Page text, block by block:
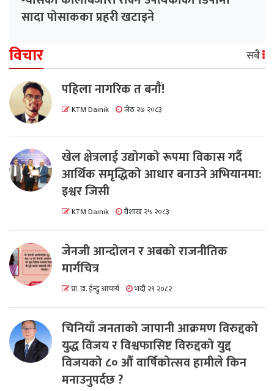
सादा पोसाकका प्रहरी खटाइने
विचार सबै
पहिला नागरिक त बनाैं!
KTM Dainik जेठ २७ २०८३
खेल क्षेत्रलाई उद्योगको रूपमा विकास गर्दै
आर्थिक समृद्धिको आधार बनाउने अभियानमा:
इश्वर जिसी
KTM Dainik वैशाख २५ २०८३
जेनजी आन्दोलन र अबको राजनीतिक
मार्गचित्र
प्रा. डा. ईन्दु आचार्य भदौ २९ २०८२
चिनियाँ जनताको जापानी आक्रमण विरुद्दको
युद्ध विजय र विश्वफासिष्ट विरुद्दको युद्द
विजयको ८० औं वार्षिकोत्सव हामीले किन
मनाउनुपर्दछ ?